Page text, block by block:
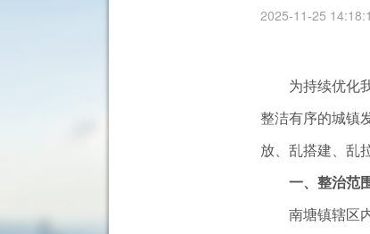
2025-11-25
为持续优化我
整洁有序的城镇
放、乱搭建、乱
一、整治范
南塘镇辖区内